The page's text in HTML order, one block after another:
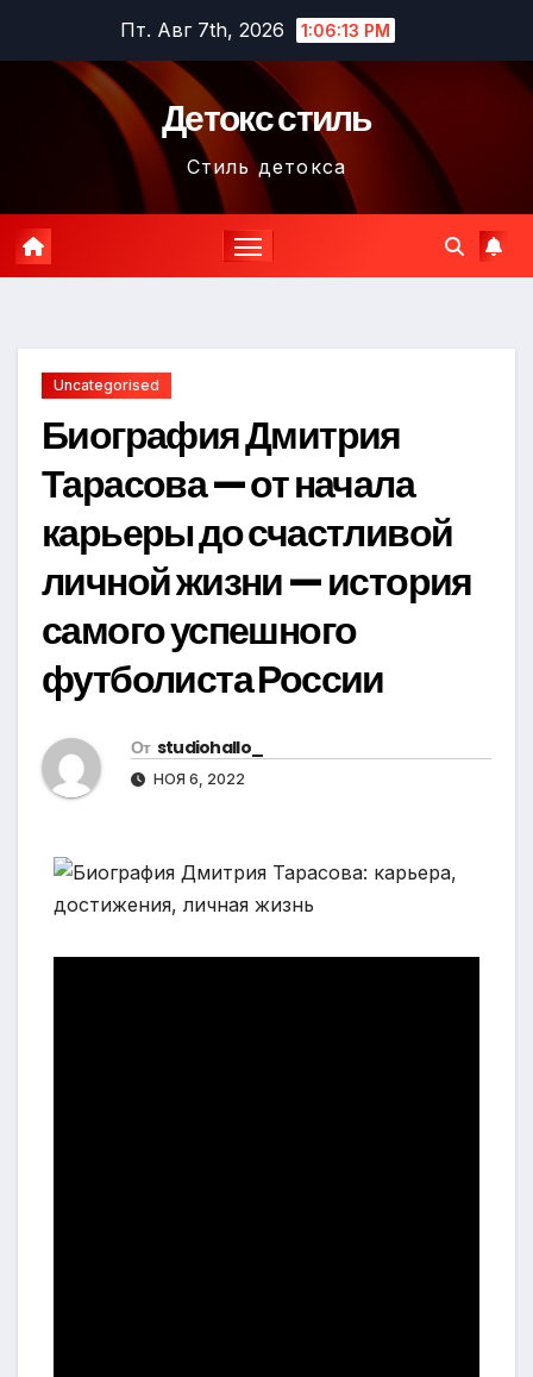
содержимому
Пт. Авг 7th, 2026 1:06:14 PM
Детокс стиль
Стиль детокса
Uncategorised
Биография Дмитрия
Тарасова — от начала
карьеры до счастливой
личной жизни — история
самого успешного
футболиста России
От studiohallo_
НОЯ 6, 2022